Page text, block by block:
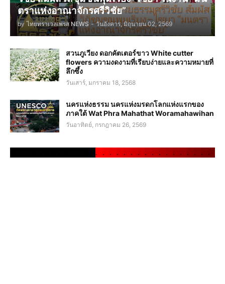
ตราแห่งอาณาจักรศรีวิชัย”
by ไทยทราเวลเพรส NEWS - วันอังคาร, มิถุนายน 02, 2569
สวนภูเวียง ดอกคัตเตอร์ขาว White cutter
flowers ความงดงามที่เรียบง่ายและความหมายที่
ลึกซึ้ง
วันเสาร์, มกราคม 18, 2568
นครแห่งธรรม นครแห่งมรดกโลกแห่งแรกของ
ภาคใต้ Wat Phra Mahathat Woramahawihan
วันอาทิตย์, กรกฎาคม 26, 2569
. . . . . . . . . . . . . . . . .